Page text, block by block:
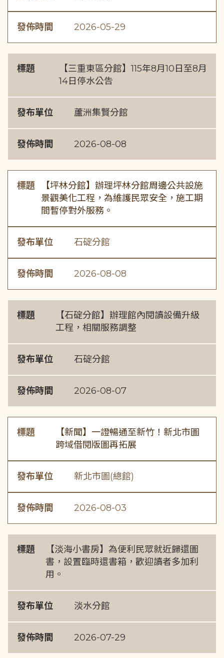
發佈時間 2026-05-29
標題
【三重東區分館】115年8月10日至8月
14日停水公告
發布單位 蘆洲集賢分館
發佈時間 2026-08-08
標題
【坪林分館】辦理坪林分館周邊公共設施
景觀美化工程，為維護民眾安全，施工期
間暫停對外服務。
發布單位 石碇分館
發佈時間 2026-08-08
標題
【石碇分館】辦理館內閱讀設備升級
工程，相關服務調整
發布單位 石碇分館
發佈時間 2026-08-07
標題
【新聞】一證暢通至新竹！新北市圖
跨域借閱版圖再拓展
發布單位 新北市圖(總館)
發佈時間 2026-08-03
標題
【淡海小書房】為便利民眾就近歸還圖
書，設置臨時還書箱，歡迎讀者多加利
用。
發布單位 淡水分館
發佈時間 2026-07-29